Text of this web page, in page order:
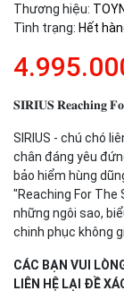
Thương hiệu:
Tình trạng: Hết
𝐒𝐈𝐑𝐈𝐔𝐒 𝐑𝐞𝐚𝐜𝐡𝐢𝐧𝐠
SIRIUS - chú chó
chân đáng yêu
bảo hiểm hùng
"Reaching For
những ngôi sao,
chinh phục không
CÁC BẠN VUI
LIÊN HỆ LẠI ĐỀ